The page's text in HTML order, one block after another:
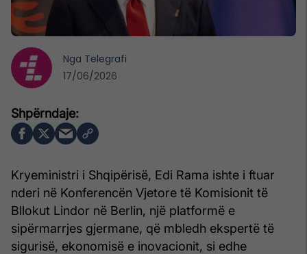
Kryeministri i Shqipërisë, Edi Rama ishte i ftuar
nderi në Konferencën Vjetore të Komisionit të
Bllokut Lindor në Berlin, një platformë e
sipërmarrjes gjermane, që mbledh ekspertë të
sigurisë, ekonomisë e inovacionit, si edhe
Nga Telegrafi
17/06/2026